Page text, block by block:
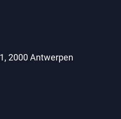
2000 Antwerpen